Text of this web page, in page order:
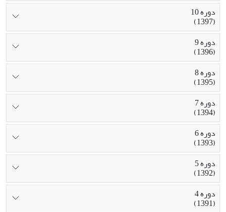
دوره 10
(1397)
دوره 9
(1396)
دوره 8
(1395)
دوره 7
(1394)
دوره 6
(1393)
دوره 5
(1392)
دوره 4
(1391)